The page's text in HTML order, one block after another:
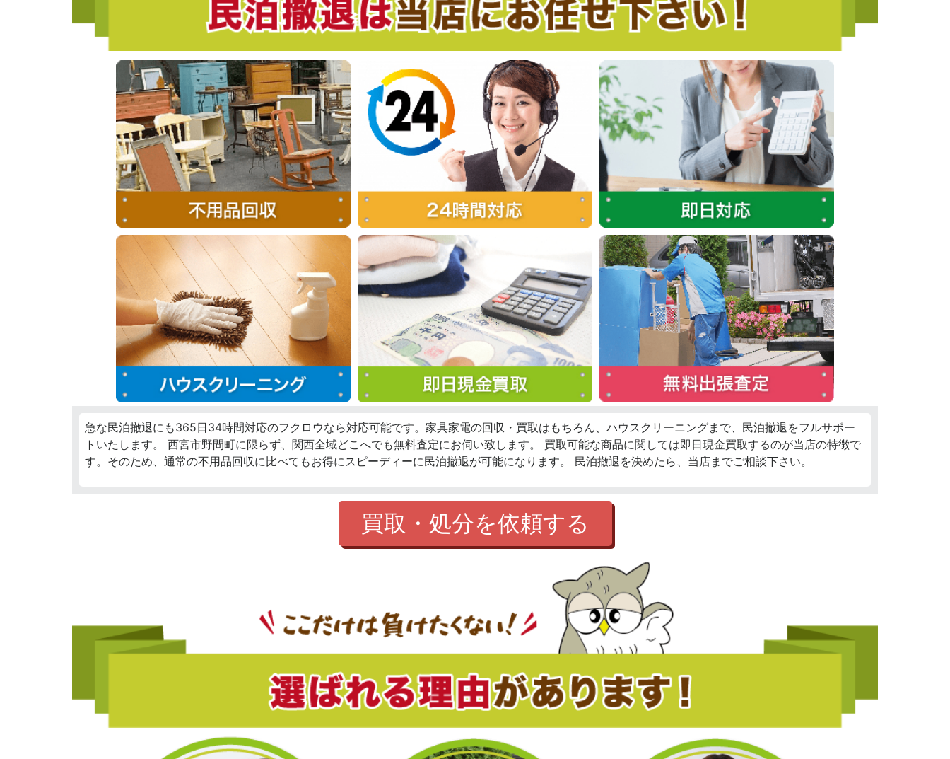
急な民泊撤退にも365日34時間対応のフクロウなら対応可能です。家具家電の回収・買取はもちろん、ハウスクリーニングまで、民泊撤退をフルサポー
トいたします。 西宮市野間町に限らず、関西全域どこへでも無料査定にお伺い致します。 買取可能な商品に関しては即日現金買取するのが当店の特徴で
す。そのため、通常の不用品回収に比べてもお得にスピーディーに民泊撤退が可能になります。 民泊撤退を決めたら、当店までご相談下さい。
買取・処分を依頼する